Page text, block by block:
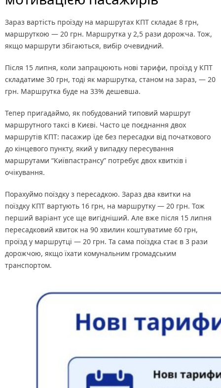
Зараз вартість проїзду на маршрутах КПТ складає 8 грн,
маршруткою — 20 грн. Маршрутка у 2,5 рази дорожча. Тож,
якщо маршрути збігаються, вибір очевидний.
Після 15 липня, коли запрацюють нові тарифи, проїзд у КПТ
складатиме 30 грн, тоді як маршрутка, станом на зараз, — 20
грн. Маршрутка буде на 33% дешевша.
Тепер пригадаймо, як побудований типовий маршрут
маршрутного таксі в Києві. Часто це поєднання двох
маршрутів КПТ: пасажир їде без пересадки від початкового
до кінцевого пункту, який у випадку пересування
маршрутами “Київпастрансу” потребує двох квитків і
очікування.
Порахуймо поїздку з пересадкою. Зараз два квитки на
поїздку КПТ вартують 16 грн, на маршрутку — 20 грн. Тож
перший варіант усе ще вигідніший. Але вже після 15 липня
пересадковий квиток на 90 хвилин коштуватиме 60 грн,
проїзд у маршрутці — 20 грн. Та сама поїздка стає в 3 рази
дорожчою, якщо їхати комунальним громадським
транспортом.